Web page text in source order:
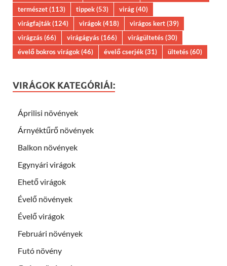
természet(113) tippek(53) virág(40)
virágfajták(124) virágok(418) virágos kert(39)
virágzás(66) virágágyás(166) virágültetés(30)
évelő bokros virágok(46) évelő cserjék(31) ültetés(60)
VIRÁGOK KATEGÓRIÁI:
Áprilisi növények
Árnyéktűrő növények
Balkon növények
Egynyári virágok
Ehető virágok
Évelő növények
Évelő virágok
Februári növények
Futó növény